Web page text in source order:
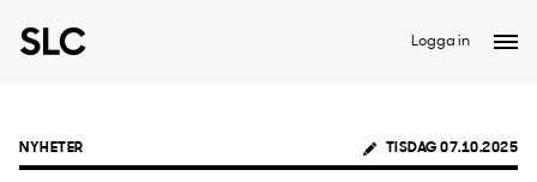
Logga in
NYHETER TISDAG 07.10.2025